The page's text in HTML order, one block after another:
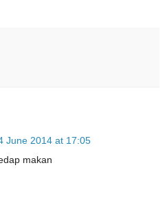
June 2014 at 17:05
makan